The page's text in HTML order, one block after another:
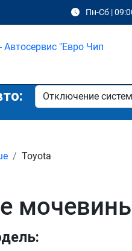
Пн-Сб |
Toyota